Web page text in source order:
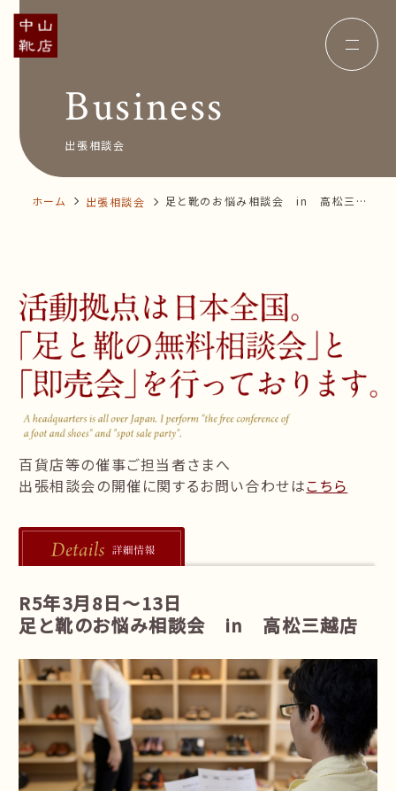
Concept コンセプト
Insole オーダー中敷き
News&Blog
Company 会社概要
オンラインショップ
お問い合わせ
follow us!
Business
出張相談会
ホーム 出張相談会
足と靴のお悩み相談会 in 高松三越
百貨店等の催事ご担当者さまへ
出張相談会の開催に関するお問い合わせはこちら
R5年3月8日～13日
足と靴のお悩み相談会 in 高松三越店